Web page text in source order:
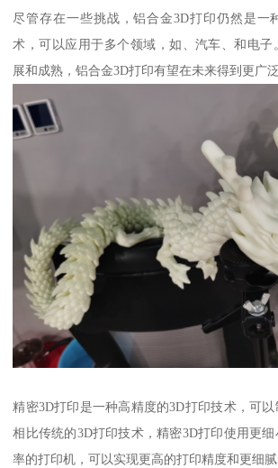
尽管存在一些挑战，铝合金3D打印仍然是一
术，可以应用于多个领域，如、汽车、和电子
展和成熟，铝合金3D打印有望在未来得到更广泛
精密3D打印是一种高精度的3D打印技术，可以
相比传统的3D打印技术，精密3D打印使用更
率的打印机，可以实现更高的打印精度和更细腻